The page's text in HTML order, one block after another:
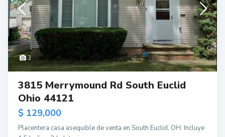
3
3815 Merrymound Rd South Euclid
Ohio 44121
$ 129,000
Placentera casa asequible de venta en South Euclid, OH. Incluye